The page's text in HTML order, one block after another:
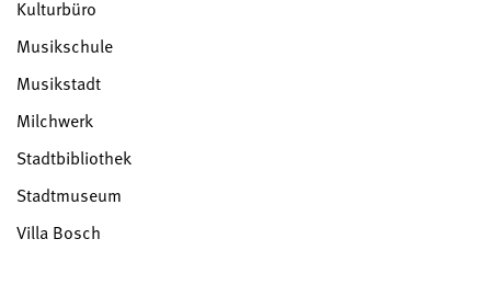
Kulturbüro
Musikschule
Musikstadt
Milchwerk
Stadtbibliothek
Stadtmuseum
Villa Bosch